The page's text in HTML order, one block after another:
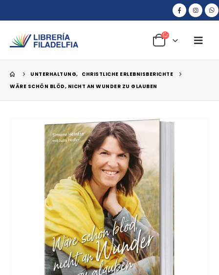
UNTERHALTUNG, CHRISTLICHE ERLEBNISBERICHTE
WÄRE SCHÖN BLÖD, NICHT AN WUNDER ZU GLAUBEN